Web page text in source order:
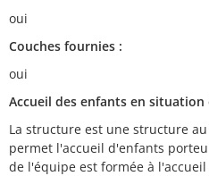
oui
Couches fournies :
oui
Accueil des enfants en situation
La structure est une structure
permet l'accueil d'enfants
de l'équipe est formée à